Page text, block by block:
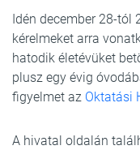
Idén december 28-tól
kérelmeket arra
hatodik életévüket
plusz egy évig
figyelmet az Oktatási
A hivatal oldalán